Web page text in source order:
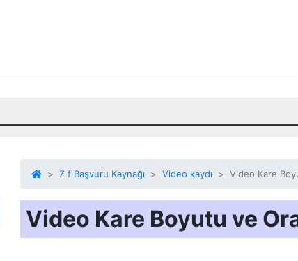
Z f Başvuru Kaynağı Video kaydı Video Kare
Video Kare Boyutu ve